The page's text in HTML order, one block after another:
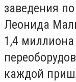
заведения
Леонида
1,4
каждой